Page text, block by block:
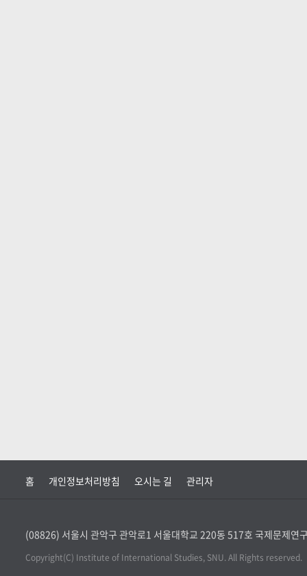
홈 개인정보처리방침 오시는 길 관리자
(08826) 서울시 관악구 관악로1 서울대학교 220동 517호 국제문제연
Copyright(C) Institute of International Studies, SNU. All Rights reserved.